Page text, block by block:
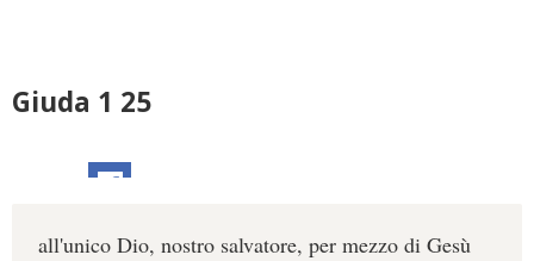
Giuda 1 25
all'unico Dio, nostro salvatore, per mezzo di Gesù